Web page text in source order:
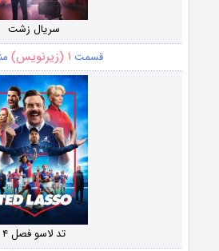
سریال زشت
قسمت ۱ (زیرنویس)
تد لاسو فصل ۴